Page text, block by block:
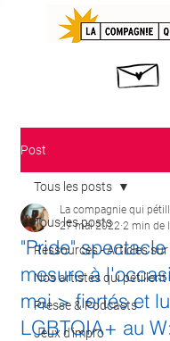
Post
Tous les posts
Ressources - Articles
Nos artistes qui pétillent
Presse & Podcasts
Jeux d'impro
Tous les posts
"Pride"
mesure à
mai > fiertés et
LGBTQIA+ au
La compagnie qui
27 mai 2022 2 min de